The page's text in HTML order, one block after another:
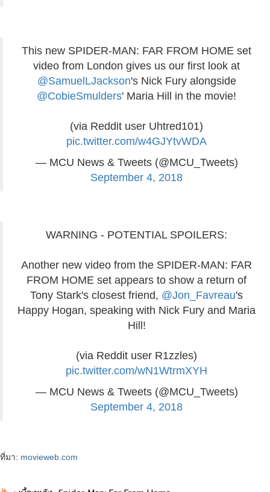
This new SPIDER-MAN: FAR FROM HOME set
video from London gives us our first look at
@SamuelLJackson's Nick Fury alongside
@CobieSmulders' Maria Hill in the movie!
(via Reddit user Uhtred101)
pic.twitter.com/w4GJYtvWDA
— MCU News & Tweets (@MCU_Tweets)
September 4, 2018
WARNING - POTENTIAL SPOILERS:
Another new video from the SPIDER-MAN: FAR
FROM HOME set appears to show a return of
Tony Stark's closest friend, @Jon_Favreau's
Happy Hogan, speaking with Nick Fury and Maria
Hill!
(via Reddit user R1zzles)
pic.twitter.com/wN1WtrmXYH
— MCU News & Tweets (@MCU_Tweets)
September 4, 2018
ที่มา: movieweb.com